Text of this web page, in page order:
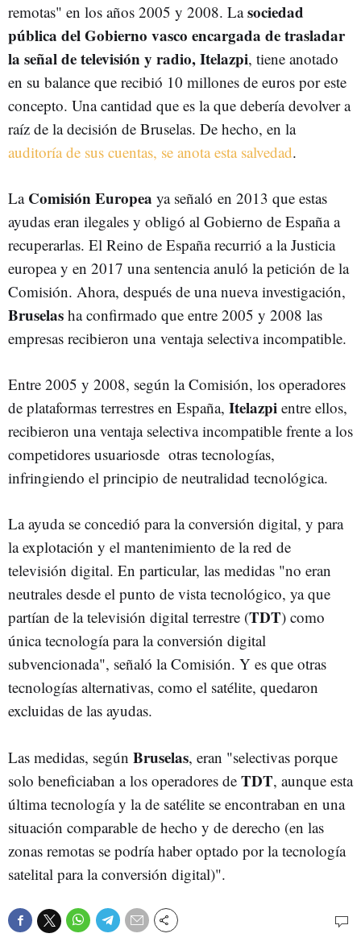
remotas" en los años 2005 y 2008. Lasociedad
pública del Gobierno vasco encargada de trasladar
la señal de televisión y radio, Itelazpi, tiene anotado
en su balance que recibió 10 millones de euros por este
concepto. Una cantidad que es la que debería devolver a
raíz de la decisión de Bruselas. De hecho, en la
auditoría de sus cuentas, se anota esta salvedad.
LaComisión Europea ya señaló en 2013 que estas
ayudas eran ilegales y obligó al Gobierno de España a
recuperarlas. El Reino de España recurrió a la Justicia
europea y en 2017 una sentencia anuló la petición de la
Comisión. Ahora, después de una nueva investigación,
Bruselas ha confirmado que entre 2005 y 2008 las
empresas recibieron una ventaja selectiva incompatible.
Entre 2005 y 2008, según la Comisión, los operadores
de plataformas terrestres en España, Itelazpi entre ellos,
recibieron una ventaja selectiva incompatible frente a los
competidores usuariosde otras tecnologías,
infringiendo el principio de neutralidad tecnológica.
La ayuda se concedió para la conversión digital, y para
la explotación y el mantenimiento de la red de
televisión digital. En particular, las medidas "no eran
neutrales desde el punto de vista tecnológico, ya que
partían de la televisión digital terrestre (TDT) como
única tecnología para la conversión digital
subvencionada", señaló la Comisión. Y es que otras
tecnologías alternativas, como el satélite, quedaron
excluidas de las ayudas.
Las medidas, según Bruselas, eran "selectivas porque
solo beneficiaban a los operadores de TDT, aunque esta
última tecnología y la de satélite se encontraban en una
situación comparable de hecho y de derecho (en las
zonas remotas se podría haber optado por la tecnología
satelital para la conversión digital)".